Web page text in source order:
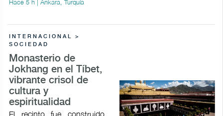
Hace 5 h | Ankara, Turquía
INTERNACIONAL >
SOCIEDAD
Monasterio de
Jokhang en el Tíbet,
vibrante crisol de
cultura y
espiritualidad
El recinto fue construido